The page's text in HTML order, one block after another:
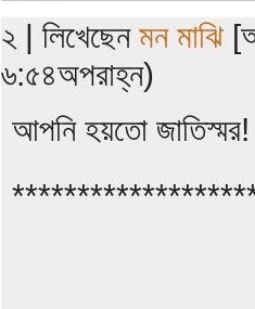
২ | লিখেছেন মন মাঝি
৬:৫৪অপরাহ্ন)
আপনি হয়তো